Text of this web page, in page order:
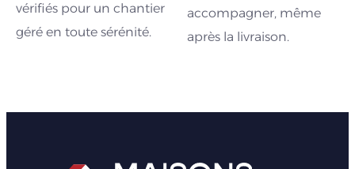
vérifiés pour un chantier
géré en toute sérénité.
accompagner, même
après la livraison.